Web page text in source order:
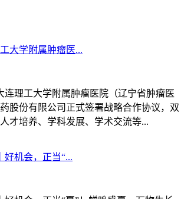
大学附属肿瘤医...
连理工大学附属肿瘤医院（辽宁省肿瘤医
股份有限公司正式签署战略合作协议，双
才培养、学科发展、学术交流等...
好机会，正当“...